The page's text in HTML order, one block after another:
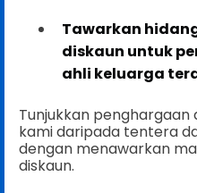
Tawarkan
diskaun untuk
ahli keluarga
Tunjukkan
kami daripada tentera
dengan menawarkan
diskaun.